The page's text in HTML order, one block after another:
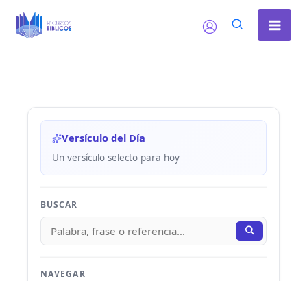
Versículo del Día
Un versículo selecto para hoy
BUSCAR
NAVEGAR